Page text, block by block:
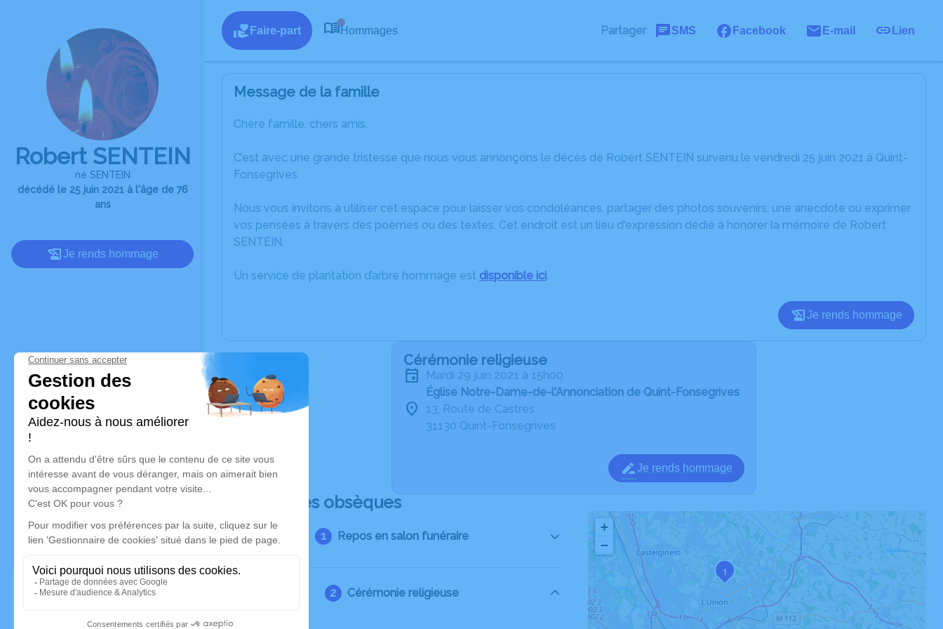
Robert SENTEIN
né SENTEIN
décédé le 25 juin 2021 à l'âge de 76
ans
Je rends hommage
Faire-part Hommages Partager SMS Facebook E-mail Lien
Message de la famille
Chère famille, chers amis,
C’est avec une grande tristesse que nous vous annonçons le décès de Robert SENTEIN survenu le vendredi 25 juin 2021 à Quint-
Fonsegrives.
Nous vous invitons à utiliser cet espace pour laisser vos condoléances, partager des photos souvenirs, une anecdote ou exprimer
vos pensées à travers des poèmes ou des textes. Cet endroit est un lieu d'expression dédié à honorer la mémoire de Robert
SENTEIN.
Un service de plantation d’arbre hommage est disponible ici.
Je rends hommage
Cérémonie religieuse
mardi 29 juin 2021 à 15h00
Église Notre-Dame-de-l'Annonciation de Quint-Fonsegrives
13, Route de Castres
31130 Quint-Fonsegrives
Je rends hommage
Déroulé des obsèques
Repos en salon funéraire
Cérémonie religieuse
1
+
−